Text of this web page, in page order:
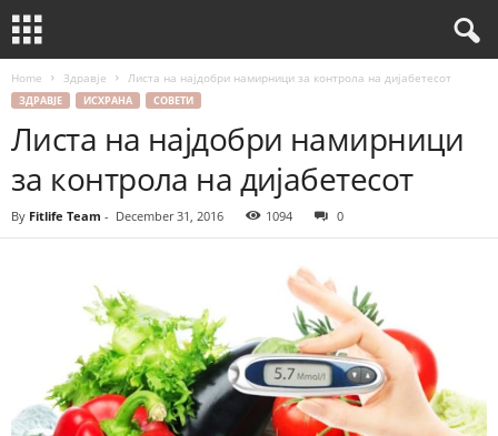
Home Здравје Листа на најдобри намирници за контрола на дијабетесот
ЗДРАВЈЕ ИСХРАНА СОВЕТИ
Листа на најдобри намирници
за контрола на дијабетесот
By Fitlife Team - December 31, 2016 1094 0